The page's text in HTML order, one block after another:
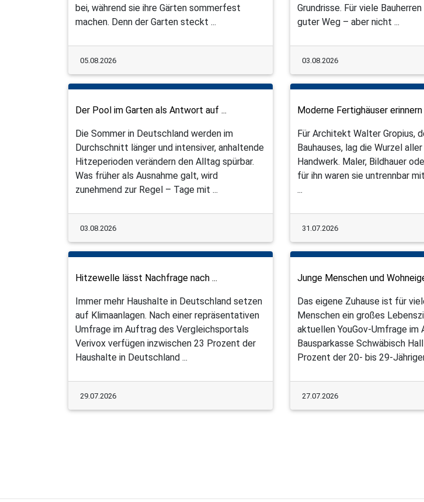
bei, während sie ihre Gärten sommerfest
machen. Denn der Garten steckt ...
05.08.2026
Grundrisse. Für viele
guter Weg – aber nicht ...
03.08.2026
Der Pool im Garten als Antwort auf ...
Die Sommer in Deutschland werden im
Durchschnitt länger und intensiver, anhaltende
Hitzeperioden verändern den Alltag spürbar.
Was früher als Ausnahme galt, wird
zunehmend zur Regel – Tage mit ...
03.08.2026
Moderne Fertighäuser erinnern
Für Architekt Walter Gropius,
Bauhauses, lag die Wurzel
Handwerk. Maler, Bildhauer
für ihn waren sie untrennbar
...
31.07.2026
Hitzewelle lässt Nachfrage nach ...
Immer mehr Haushalte in Deutschland setzen
auf Klimaanlagen. Nach einer repräsentativen
Umfrage im Auftrag des Vergleichsportals
Verivox verfügen inzwischen 23 Prozent der
Haushalte in Deutschland ...
29.07.2026
Junge Menschen und
Das eigene Zuhause ist für
Menschen ein großes
aktuellen YouGov-Umfrage im
Bausparkasse Schwäbisch
Prozent der 20- bis 29-
27.07.2026